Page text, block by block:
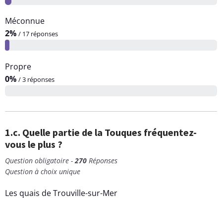
Méconnue
2% / 17 réponses
Propre
0% / 3 réponses
1.c. Quelle partie de la Touques fréquentez-
vous le plus ?
Question obligatoire -270 Réponses
Question à choix unique
Les quais de Trouville-sur-Mer